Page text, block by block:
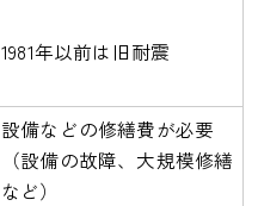
1981年以前は旧耐震
設備などの修繕費が必要
（設備の故障、大規模修繕
など）